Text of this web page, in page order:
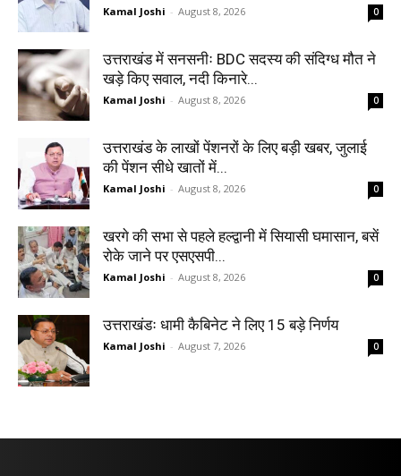
Kamal Joshi - August 8, 2026 0
उत्तराखंड में सनसनीः BDC सदस्य की संदिग्ध मौत ने
खड़े किए सवाल, नदी किनारे...
Kamal Joshi - August 8, 2026 0
उत्तराखंड के लाखों पेंशनरों के लिए बड़ी खबर, जुलाई
की पेंशन सीधे खातों में...
Kamal Joshi - August 8, 2026 0
खरगे की सभा से पहले हल्द्वानी में सियासी घमासान, बसें
रोके जाने पर एसएसपी...
Kamal Joshi - August 8, 2026 0
उत्तराखंडः धामी कैबिनेट ने लिए 15 बड़े निर्णय
Kamal Joshi - August 7, 2026 0